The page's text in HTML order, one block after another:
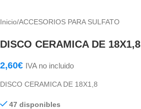
Inicio/ACCESORIOS PARA SULFATO
DISCO CERAMICA DE 18X1,8
2,60€ IVA no incluido
DISCO CERAMICA DE 18X1,8
47 disponibles